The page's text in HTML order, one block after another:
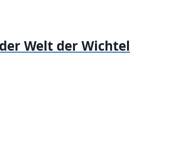
Welt der Wichtel